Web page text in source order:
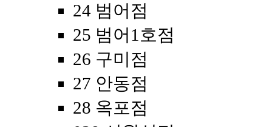
24 범어점
25 범어1호점
26 구미점
27 안동점
28 옥포점